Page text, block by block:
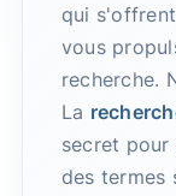
qui
vous
recherche.
La
secret pour
des termes